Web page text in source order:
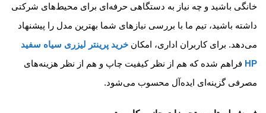
خانگی باشید و چه نیاز به دستگاهی حرفه‌ای برای محیط‌های شرکتی
داشته باشید، تیم ما با بررسی نیازهای شما بهترین مدل را پیشنهاد
می‌دهد. برای کاربران اداری، امکان خرید پرینتر لیزری سیاه سفید
HP فراهم شده که هم از نظر کیفیت چاپ و هم از نظر هزینه‌های
مصرفی گزینه‌ای ایده‌آل محسوب می‌شود.